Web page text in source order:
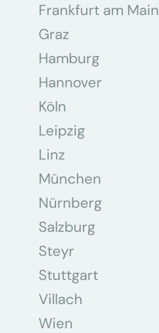
Frankfurt am Main
Graz
Hamburg
Hannover
Köln
Leipzig
Linz
München
Nürnberg
Salzburg
Steyr
Stuttgart
Villach
Wien